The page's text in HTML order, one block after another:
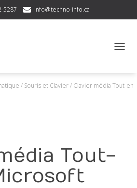
5287 info@techno-info.ca
/ Souris et Clavier/ Clavier média Tout-en-
Tout-